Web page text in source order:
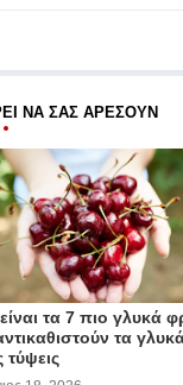
ΝΑ ΣΑΣ ΑΡΈΣΟΥΝ
τα 7 πιο γλυκά
τα
τύψεις